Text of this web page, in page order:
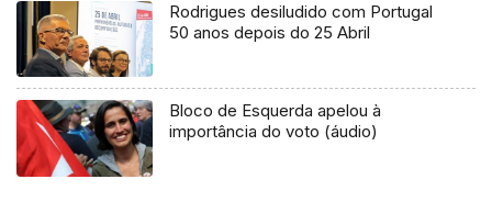
Rodrigues desiludido com Portugal
50 anos depois do 25 Abril
Bloco de Esquerda apelou à
importância do voto (áudio)